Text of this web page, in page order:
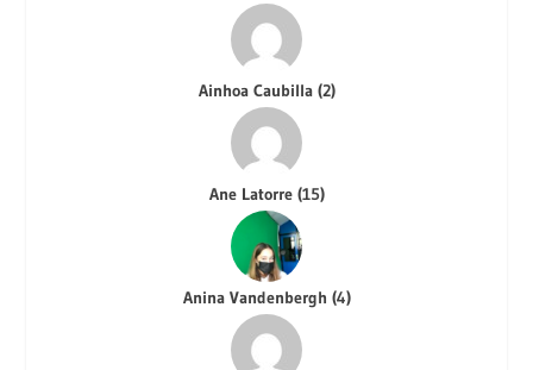
Ainhoa Caubilla (2)
Ane Latorre (15)
Anina Vandenbergh (4)